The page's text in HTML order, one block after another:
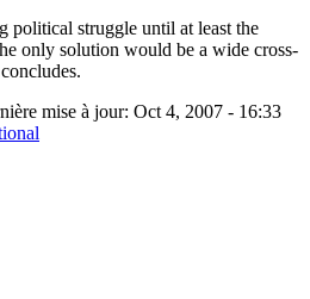
political struggle until at least the
only solution would be a wide cross-
mise à jour: Oct 4, 2007 - 16:33